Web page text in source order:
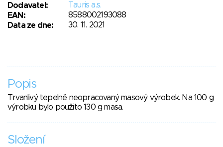
Dodavatel:
Tauris a.s.
EAN:
8588002193088
Data ze dne:
30. 11. 2021
Popis
Trvanlivý tepelně neopracovaný masový výrobek. Na 100 g
výrobku bylo použito 130 g masa.
Složení